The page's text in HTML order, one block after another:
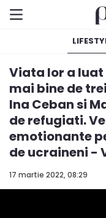
17 martie 2022, 08:29
Viata lor a
mai bine de
Ina Ceban si
de refugiati.
emotionante
de ucraineni -